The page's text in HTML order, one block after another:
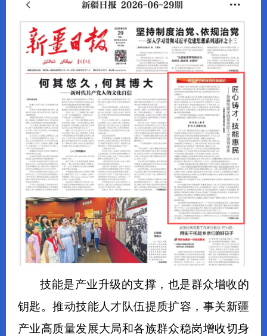
技能是产业升级的支撑，也是群众增收的
钥匙。推动技能人才队伍提质扩容，事关新疆
产业高质量发展大局和各族群众稳岗增收切身